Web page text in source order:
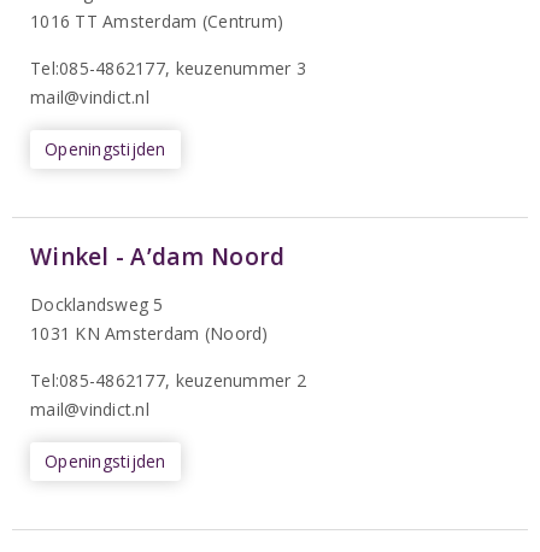
1016 TT Amsterdam (Centrum)
Tel:085-4862177, keuzenummer 3
mail@vindict.nl
Openingstijden
Winkel - A’dam Noord
Docklandsweg 5
1031 KN Amsterdam (Noord)
Tel:085-4862177, keuzenummer 2
mail@vindict.nl
Openingstijden